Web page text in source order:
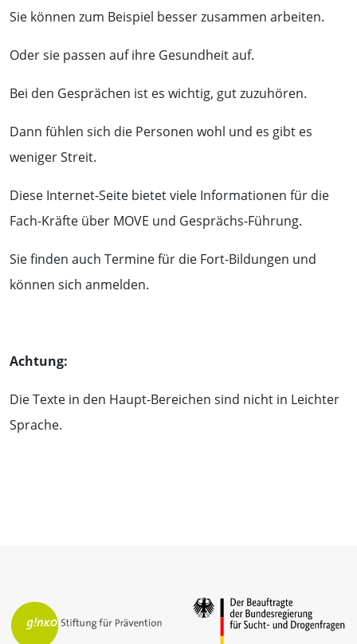
Sie können zum Beispiel besser zusammen arbeiten.
Oder sie passen auf ihre Gesundheit auf.
Bei den Gesprächen ist es wichtig, gut zuzuhören.
Dann fühlen sich die Personen wohl und es gibt es
weniger Streit.
Diese Internet-Seite bietet viele Informationen für die
Fach-Kräfte über MOVE und Gesprächs-Führung.
Sie finden auch Termine für die Fort-Bildungen und
können sich anmelden.
Achtung:
Die Texte in den Haupt-Bereichen sind nicht in Leichter
Sprache.